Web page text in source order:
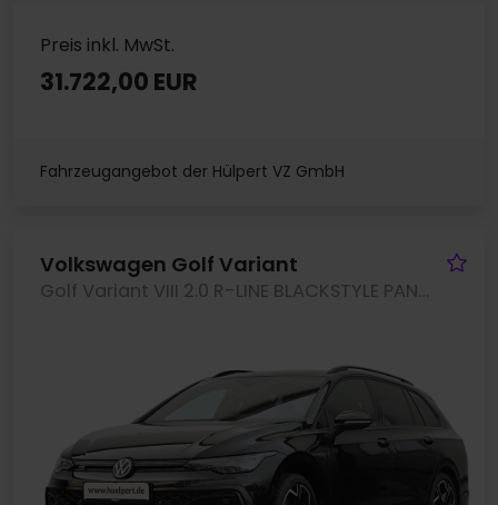
Preis inkl. MwSt.
31.722,00 EUR
Fahrzeugangebot der Hülpert VZ GmbH
Volkswagen Golf Variant
Golf Variant VIII 2.0 R-LINE BLACKSTYLE PANO CAM